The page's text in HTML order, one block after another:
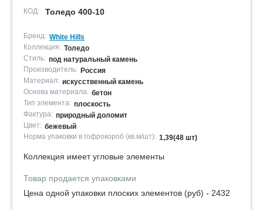
КОД: Толедо 400-10
Бренд: White Hills
Коллекция: Толедо
Стиль: под натуральный камень
Производитель: Россия
Материал: искусственный камень
Основа материала: бетон
Тип элемента: плоскость
Фактура: природный доломит
Цвет: бежевый
Норма упаковки в гофрокороб (кв.м/шт): 1,39(48 шт)
Коллекция имеет угловые элементы
Товар продается упаковками
Цена одной упаковки плоских элементов (руб) - 2432